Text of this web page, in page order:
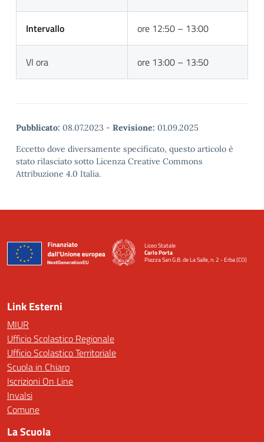
Intervallo ore 12:50 – 13:00
VI ora ore 13:00 – 13:50
Pubblicato: 08.07.2023 - Revisione: 01.09.2025
Eccetto dove diversamente specificato, questo articolo è
stato rilasciato sotto Licenza Creative Commons
Attribuzione 4.0 Italia.
Liceo Statale
Carlo Porta
Piazza San G.B. de La Salle, n. 2 - Erba (CO)
— Visita la pagina iniziale della scuola
Link Esterni
MIUR
Ufficio Scolastico Regionale
Ufficio Scolastico Territoriale
Scuola in Chiaro
Iscrizioni On Line
Invalsi
Comune
La Scuola